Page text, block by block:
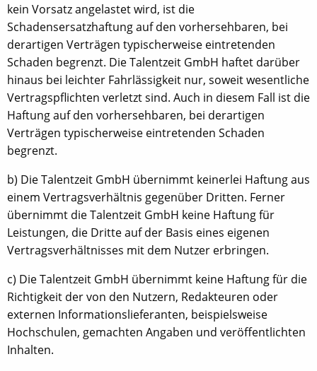
kein Vorsatz angelastet wird, ist die
Schadensersatzhaftung auf den vorhersehbaren, bei
derartigen Verträgen typischerweise eintretenden
Schaden begrenzt. Die Talentzeit GmbH haftet darüber
hinaus bei leichter Fahrlässigkeit nur, soweit wesentliche
Vertragspflichten verletzt sind. Auch in diesem Fall ist die
Haftung auf den vorhersehbaren, bei derartigen
Verträgen typischerweise eintretenden Schaden
begrenzt.
b) Die Talentzeit GmbH übernimmt keinerlei Haftung aus
einem Vertragsverhältnis gegenüber Dritten. Ferner
übernimmt die Talentzeit GmbH keine Haftung für
Leistungen, die Dritte auf der Basis eines eigenen
Vertragsverhältnisses mit dem Nutzer erbringen.
c) Die Talentzeit GmbH übernimmt keine Haftung für die
Richtigkeit der von den Nutzern, Redakteuren oder
externen Informationslieferanten, beispielsweise
Hochschulen, gemachten Angaben und veröffentlichten
Inhalten.